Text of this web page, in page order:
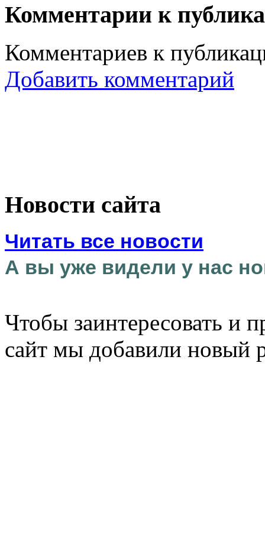
Комментарии к
Комментариев к
Добавить комментарий
Новости сайта
Читать все новости
А вы уже видели у нас
Чтобы заинтересовать и
сайт мы добавили новый